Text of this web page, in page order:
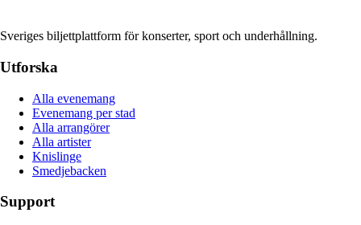
Sveriges biljettplattform för konserter, sport och underhållning.
Utforska
Alla evenemang
Evenemang per stad
Alla arrangörer
Alla artister
Knislinge
Smedjebacken
Support